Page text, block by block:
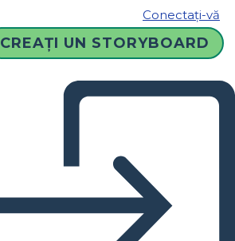
Conectați-vă
CREAȚI UN STORYBOARD